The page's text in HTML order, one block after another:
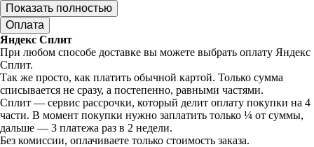
Показать полностью
Оплата
Яндекс Сплит
При любом способе доставке вы можете выбрать оплату Яндекс
Сплит.
Так же просто, как платить обычной картой. Только сумма
списывается не сразу, а постепенно, равными частями.
Сплит — сервис рассрочки, который делит оплату покупки на 4
части. В момент покупки нужно заплатить только ¼ от суммы,
дальше — 3 платежа раз в 2 недели.
Без комиссии, оплачиваете только стоимость заказа.